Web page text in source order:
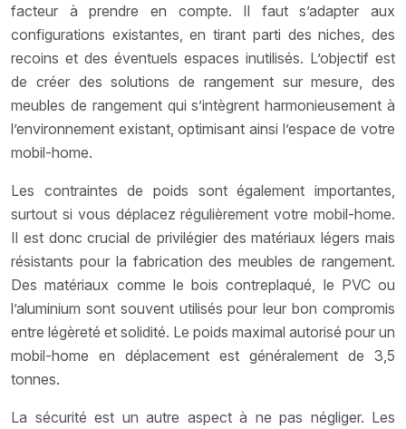
facteur à prendre en compte. Il faut s’adapter aux
configurations existantes, en tirant parti des niches, des
recoins et des éventuels espaces inutilisés. L’objectif est
de créer des solutions de rangement sur mesure, des
meubles de rangement qui s’intègrent harmonieusement à
l’environnement existant, optimisant ainsi l’espace de votre
mobil-home.
Les contraintes de poids sont également importantes,
surtout si vous déplacez régulièrement votre mobil-home.
Il est donc crucial de privilégier des matériaux légers mais
résistants pour la fabrication des meubles de rangement.
Des matériaux comme le bois contreplaqué, le PVC ou
l’aluminium sont souvent utilisés pour leur bon compromis
entre légèreté et solidité. Le poids maximal autorisé pour un
mobil-home en déplacement est généralement de 3,5
tonnes.
La sécurité est un autre aspect à ne pas négliger. Les